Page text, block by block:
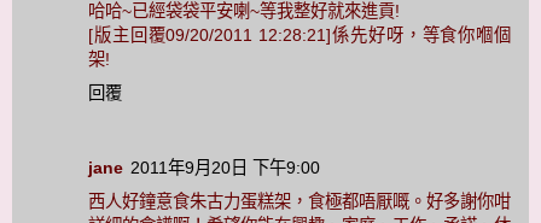
哈哈~已經袋袋平安喇~等我整好就來進貢!
[版主回覆09/20/2011 12:28:21]係先好呀，等食你嗰個
架!
回覆
jane 2011年9月20日 下午9:00
西人好鐘意食朱古力蛋糕架，食極都唔厭嘅。好多謝你咁